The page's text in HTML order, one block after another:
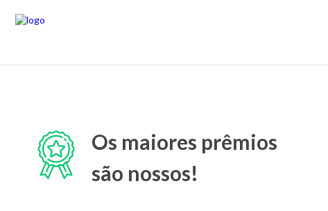
Os maiores prêmios
são nossos!